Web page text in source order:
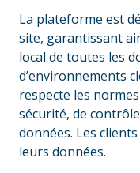
La plateforme est
site, garantissant
local de toutes les
d’environnements
respecte les
sécurité, de
données. Les
leurs données.